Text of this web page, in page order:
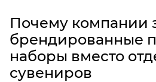
Почему компании
брендированные
наборы вместо
сувениров